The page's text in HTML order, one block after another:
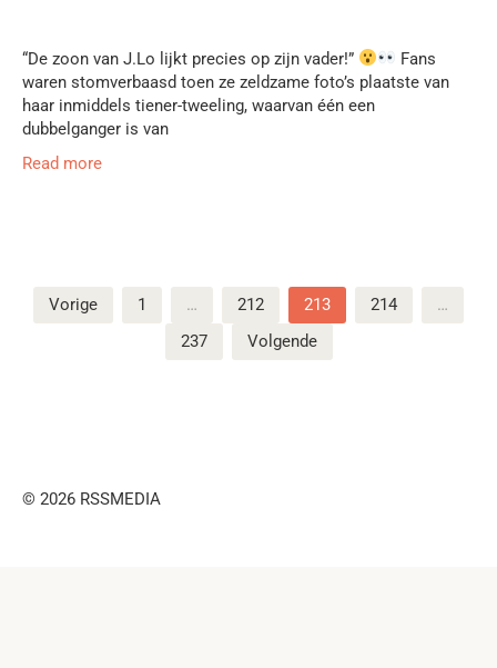
“De zoon van J.Lo lijkt precies op zijn vader!”
Fans
waren stomverbaasd toen ze zeldzame foto’s plaatste van
haar inmiddels tiener-tweeling, waarvan één een
dubbelganger is van
Read more
Berichten
paginering
Vorige 1 … 212 213 214
…
237
Volgende
© 2026 RSSMEDIA